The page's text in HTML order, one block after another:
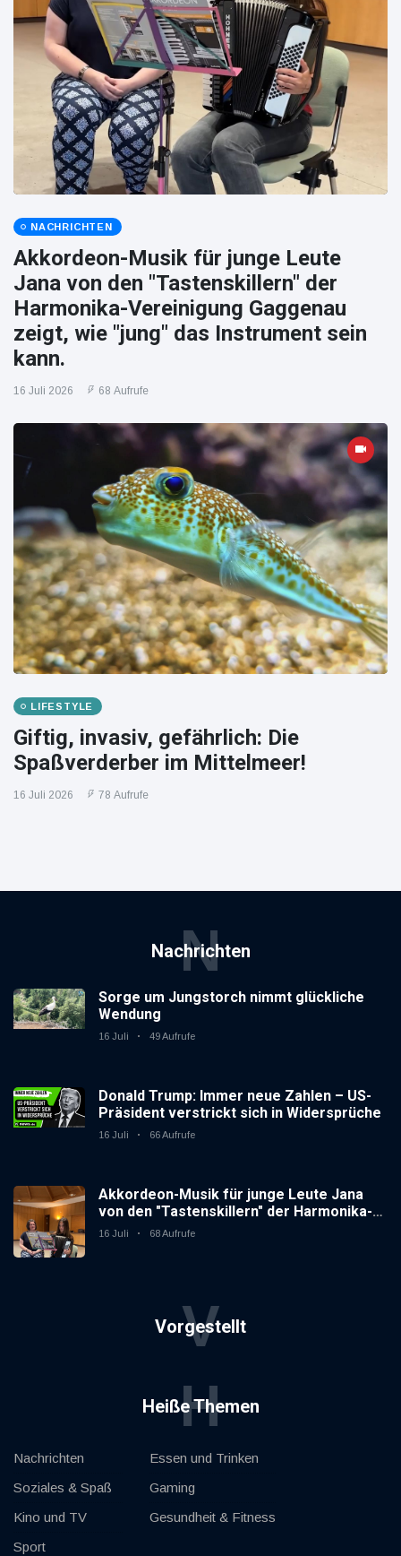
NACHRICHTEN
Akkordeon-Musik für junge Leute
Jana von den "Tastenskillern" der
Harmonika-Vereinigung Gaggenau
zeigt, wie "jung" das Instrument sein
kann.
16 Juli 2026 68 Aufrufe
LIFESTYLE
Giftig, invasiv, gefährlich: Die
Spaßverderber im Mittelmeer!
16 Juli 2026 78 Aufrufe
Nachrichten
N
Sorge um Jungstorch nimmt glückliche
Wendung
16 Juli 49 Aufrufe
Donald Trump: Immer neue Zahlen – US-
Präsident verstrickt sich in Widersprüche
16 Juli 66 Aufrufe
Akkordeon-Musik für junge Leute Jana
von den "Tastenskillern" der Harmonika-
Vereinigung Gaggenau zeigt, wie "jung"
16 Juli 68 Aufrufe
Vorgestellt
V
Heiße Themen
H
Nachrichten
Soziales & Spaß
Kino und TV
Sport
Essen und Trinken
Gaming
Gesundheit & Fitness